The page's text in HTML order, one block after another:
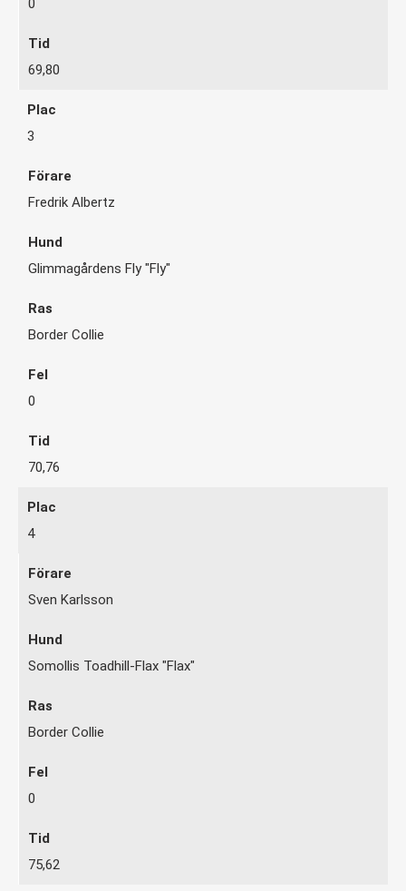
0
69,80
3
Fredrik Albertz
Glimmagårdens Fly "Fly"
Border Collie
0
70,76
4
Sven Karlsson
Somollis Toadhill-Flax "Flax"
Border Collie
0
75,62